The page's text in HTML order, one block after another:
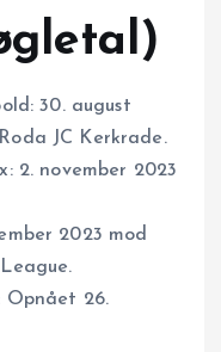
30. august
JC Kerkrade.
2. november 2023
2023 mod
Opnået 26.